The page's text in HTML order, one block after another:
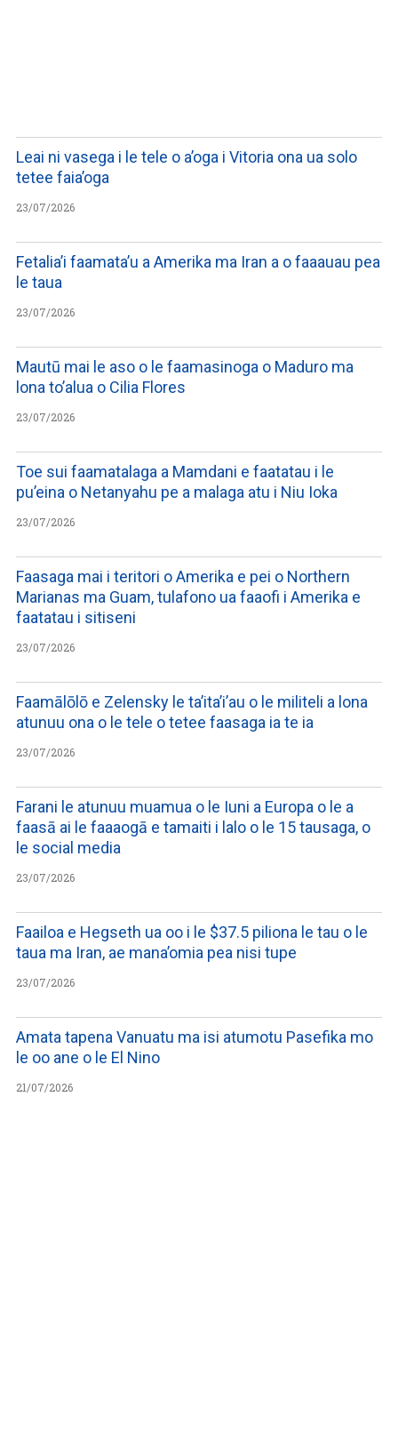
Leai ni vasega i le tele o a’oga i Vitoria ona ua solo
tetee faia’oga
23/07/2026
Fetalia’i faamata’u a Amerika ma Iran a o faaauau pea
le taua
23/07/2026
Mautū mai le aso o le faamasinoga o Maduro ma
lona to’alua o Cilia Flores
23/07/2026
Toe sui faamatalaga a Mamdani e faatatau i le
pu’eina o Netanyahu pe a malaga atu i Niu Ioka
23/07/2026
Faasaga mai i teritori o Amerika e pei o Northern
Marianas ma Guam, tulafono ua faaofi i Amerika e
faatatau i sitiseni
23/07/2026
Faamālōlō e Zelensky le ta’ita’i’au o le militeli a lona
atunuu ona o le tele o tetee faasaga ia te ia
23/07/2026
Farani le atunuu muamua o le Iuni a Europa o le a
faasā ai le faaaogā e tamaiti i lalo o le 15 tausaga, o
le social media
23/07/2026
Faailoa e Hegseth ua oo i le $37.5 piliona le tau o le
taua ma Iran, ae mana’omia pea nisi tupe
23/07/2026
Amata tapena Vanuatu ma isi atumotu Pasefika mo
le oo ane o le El Nino
21/07/2026